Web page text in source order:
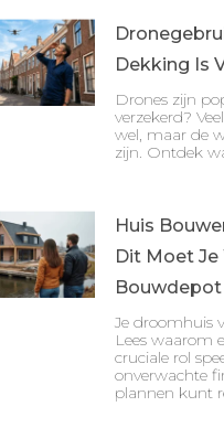
Dekking Is
Drones zijn
verzekerd?
wel, maar de
zijn. Ontdek
Huis
Dit Moet Je
Bouwdepot
Je droomhuis
Lees waarom
cruciale rol
onverwachte
plannen kunt